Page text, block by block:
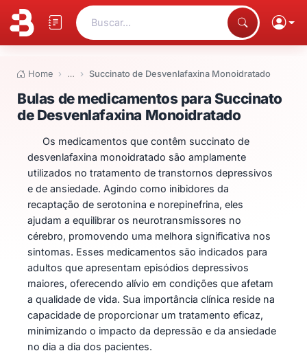
Buscar...
Home … Succinato de Desvenlafaxina Monoidratado
Bulas de medicamentos para
Bulas de medicamentos para Succinato
de Desvenlafaxina Monoidratado
Os medicamentos que contêm succinato de
desvenlafaxina monoidratado são amplamente
utilizados no tratamento de transtornos depressivos
e de ansiedade. Agindo como inibidores da
recaptação de serotonina e norepinefrina, eles
ajudam a equilibrar os neurotransmissores no
cérebro, promovendo uma melhora significativa nos
sintomas. Esses medicamentos são indicados para
adultos que apresentam episódios depressivos
maiores, oferecendo alívio em condições que afetam
a qualidade de vida. Sua importância clínica reside na
capacidade de proporcionar um tratamento eficaz,
minimizando o impacto da depressão e da ansiedade
no dia a dia dos pacientes.